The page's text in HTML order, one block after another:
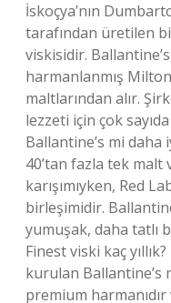
İskoçya’nın
tarafından üretilen
viskisidir.
harmanlanmış
maltlarından alır.
lezzeti için çok
Ballantine’s mi daha
40’tan fazla tek malt
karışımıyken, Red
birleşimidir.
yumuşak, daha tatlı
Finest viski kaç
kurulan Ballantine’s
premium